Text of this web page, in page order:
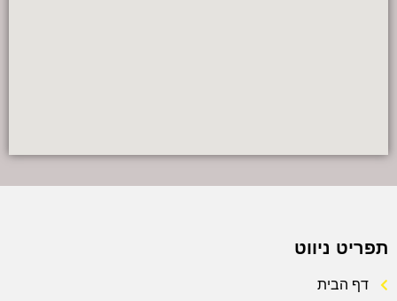
תפריט ניווט
דף הבית